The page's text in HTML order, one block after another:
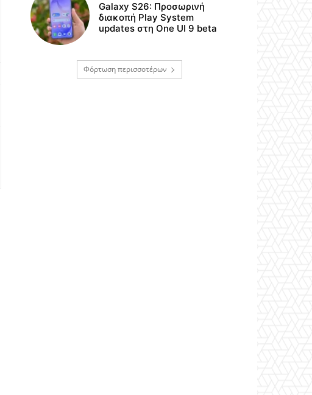
Galaxy S26: Προσωρινή
διακοπή Play System
updates στη One UI 9 beta
Φόρτωση περισσοτέρων